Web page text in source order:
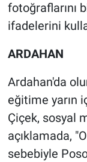
fotoğraflarını
ifadelerini
ARDAHAN
Ardahan'da
eğitime yarın
Çiçek, sosyal
açıklamada,
sebebiyle